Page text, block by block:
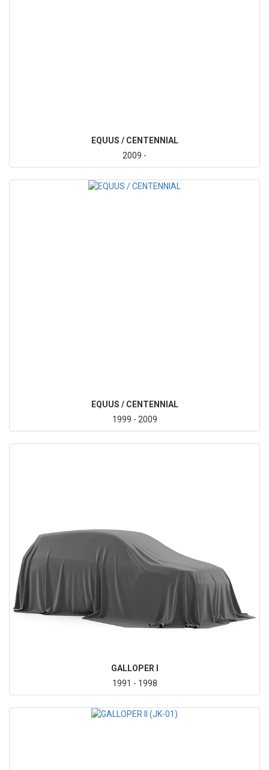
EQUUS / CENTENNIAL
2009 -
EQUUS / CENTENNIAL
1999 - 2009
GALLOPER I
1991 - 1998